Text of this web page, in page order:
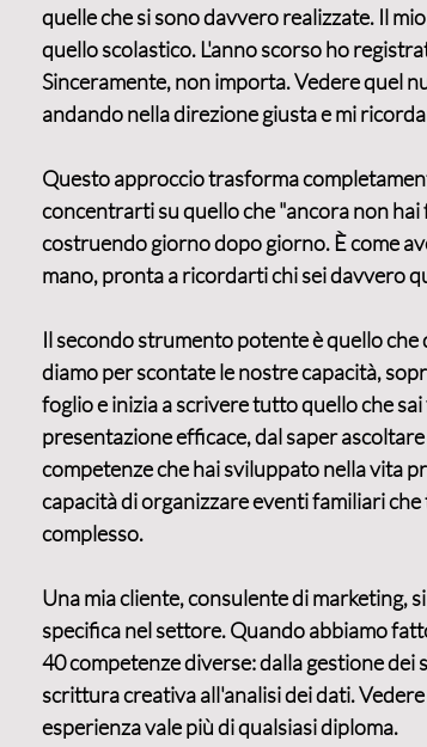
quelle che si sono davvero realizzate. Il
quello scolastico. L'anno scorso ho
Sinceramente, non importa. Vedere quel
andando nella direzione giusta e mi
Questo approccio trasforma
concentrarti su quello che "ancora non
costruendo giorno dopo giorno. È come
mano, pronta a ricordarti chi sei davvero
Il secondo strumento potente è quello che
diamo per scontate le nostre capacità,
foglio e inizia a scrivere tutto quello che
presentazione efficace, dal saper
competenze che hai sviluppato nella vita
capacità di organizzare eventi familiari
complesso.
Una mia cliente, consulente di marketing,
specifica nel settore. Quando abbiamo
40 competenze diverse: dalla gestione dei
scrittura creativa all'analisi dei dati.
esperienza vale più di qualsiasi diploma.